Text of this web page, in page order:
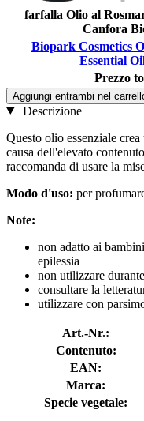
farfalla Olio al
Canfora
Biopark Cosmetics
Essential
Prezzo
Aggiungi entrambi nel
Descrizione
Questo olio essenziale
causa dell'elevato
raccomanda di usare la
Modo d'uso: per
Note:
non adatto ai
epilessia
non utilizzare
consultare la
utilizzare con
Art.-Nr.:
Contenuto:
EAN:
Marca:
Specie vegetale: